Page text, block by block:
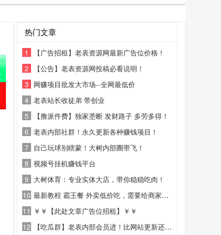
热门文章
1
【广告招租】老表资源网最新广告位价格！
2
【公告】老表资源网投稿必看说明！
3 网赚项目批发大市场--全网最低价
4 老表站长收徒弟 带创业
5
【撸派件费】独家垄断 发财路子 多劳多得！
6 老表内部社群！永久更新各种赚钱项目！
7 自己玩球别瞎蒙！大树内部圈带飞！
8 视频号挂机赚钱平台
9 大树体育：专业实体大店，带你稳稳吃肉！
10 最新教程 霸王餐 外卖低价吃，需要给商家好评
11 ￥￥【此处文章广告位招租】￥￥
12
【吃瓜群】老表内部会员进！比网站更新还精彩！